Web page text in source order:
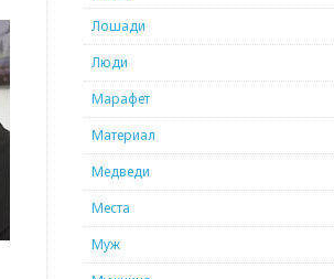
Лошади
Люди
Марафет
Материал
Медведи
Места
Муж